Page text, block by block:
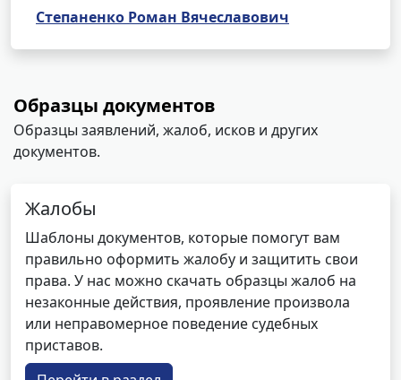
Степаненко Роман Вячеславович
Образцы документов
Образцы заявлений, жалоб, исков и других
документов.
Жалобы
Шаблоны документов, которые помогут вам
правильно оформить жалобу и защитить свои
права. У нас можно скачать образцы жалоб на
незаконные действия, проявление произвола
или неправомерное поведение судебных
приставов.